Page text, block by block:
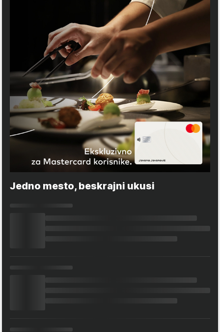
Jedno mesto, beskrajni ukusi